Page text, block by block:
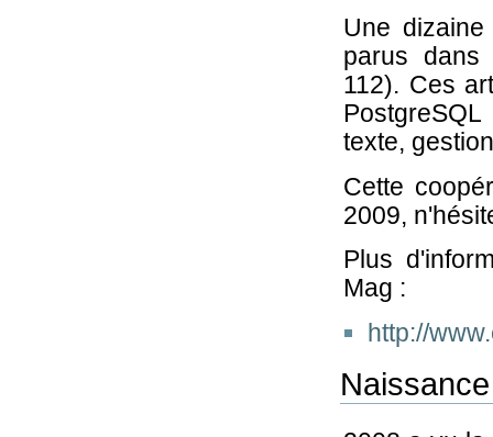
Une
parus dans
112). Ces
texte,
Cette
2009,
Plus
Mag :
http://